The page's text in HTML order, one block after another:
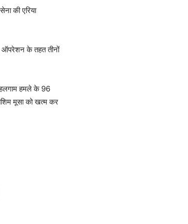
की एरिया
ऑपरेशन के तहत तीनों
हमले के 96
मूसा को खत्म कर